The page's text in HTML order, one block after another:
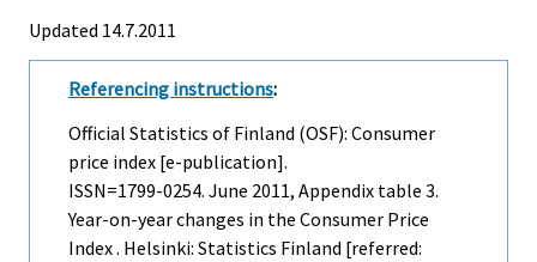
Updated 14.7.2011
Referencing instructions:
Official Statistics of Finland (OSF): Consumer
price index [e-publication].
ISSN=1799-0254. June 2011, Appendix table 3.
Year-on-year changes in the Consumer Price
Index . Helsinki: Statistics Finland [referred: